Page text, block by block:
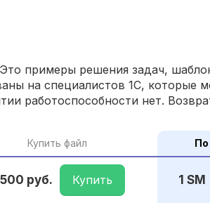
примеры решения задач,
на специалистов 1С, которые
работоспособности нет.
Купить файл По
руб. Купить 1 SM